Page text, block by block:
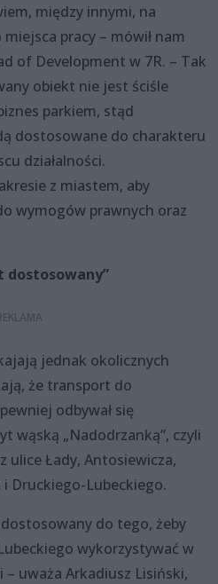
między innymi, na
pracy – mówił nam
of Development w 7R. – Tak
obiekt nie jest ściśle
parkiem, stąd
dostosowane do charakteru
działalności.
z miastem, aby
wymogów prawnych oraz
dostosowany”
jednak okolicznych
że transport do
odbywał się
wąską „Nadodrzanką”, czyli
ulice Łady, Antosiewicza,
Druckiego-Lubeckiego.
do tego, żeby
wykorzystywać w
uważa Arkadiusz Lisiński,